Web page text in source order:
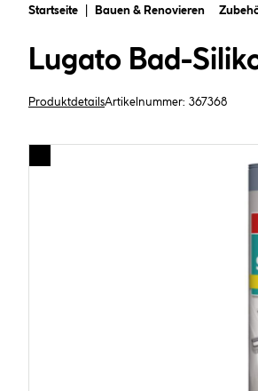
Startseite Bauen & Renovieren
Lugato Bad-
ProduktdetailsArtikelnummer: 367368